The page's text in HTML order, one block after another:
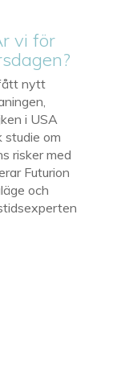
vi för
nytt
i USA
studie om
risker med
Futurion
och